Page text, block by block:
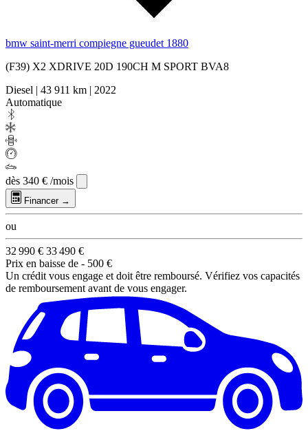
bmw saint-merri compiegne gueudet 1880
(F39) X2 XDRIVE 20D 190CH M SPORT BVA8
Diesel | 43 911 km | 2022
Automatique
dès 340 € /mois
Financer →
ou
32 990 € 33 490 €
Prix en baisse de - 500 €
Un crédit vous engage et doit être remboursé. Vérifiez vos capacités
de remboursement avant de vous engager.